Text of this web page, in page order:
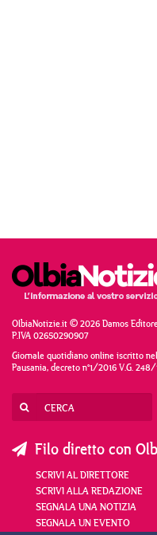
OlbiaNotizie.it © 2026 Damos
P.IVA 02650290907
Giornale quotidiano online iscritto
Pausania, decreto n°1/2016 V.G.
Filo diretto con
SCRIVI AL DIRETTORE
SCRIVI ALLA REDAZIONE
SEGNALA UNA NOTIZIA
SEGNALA UN EVENTO